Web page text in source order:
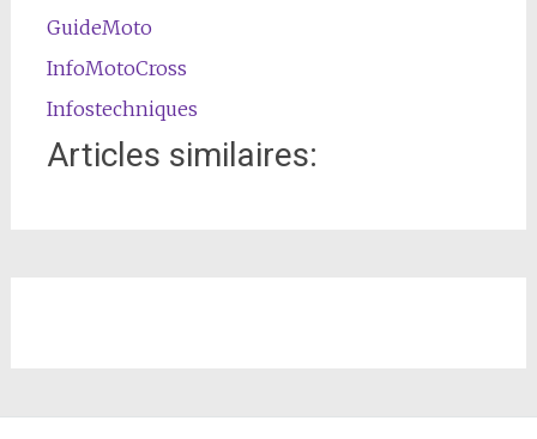
GuideMoto
InfoMotoCross
Infostechniques
Articles similaires: